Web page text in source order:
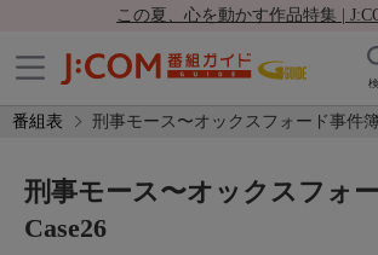
この夏、心を動かす作品特集 |
番組表 刑事モース〜オックスフォード事件簿
刑事モース〜オックスフォ
Case26